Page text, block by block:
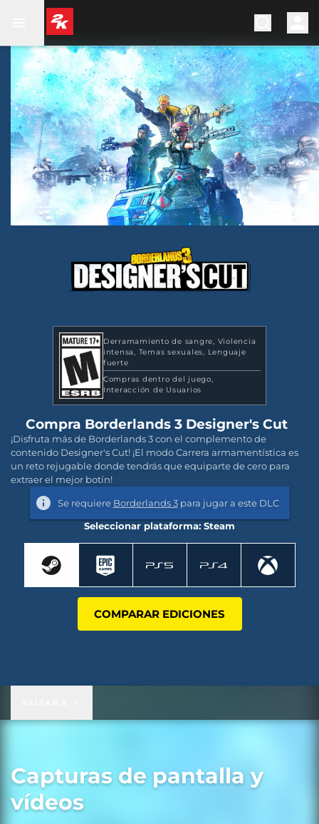
Derramamiento de sangre Violencia
intensa Temas sexuales
Lenguaje
fuerte
Compras dentro del juego
Interacción de Usuarios
Compra Borderlands 3 Designer's Cut
¡Disfruta más de Borderlands 3 con el complemento de
contenido Designer's Cut! ¡El modo Carrera armamentística es
un reto rejugable donde tendrás que equiparte de cero para
extraer el mejor botín!
Se requiere Borderlands 3para jugar a este DLC
Seleccionar plataforma: Steam
COMPARAR EDICIONES
Capturas de pantalla y
vídeos